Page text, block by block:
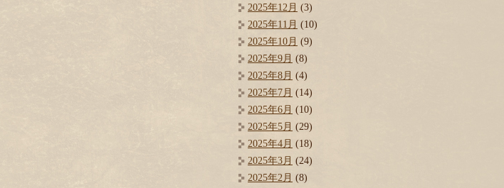
2025年12月 (3)
2025年11月 (10)
2025年10月 (9)
2025年9月 (8)
2025年8月 (4)
2025年7月 (14)
2025年6月 (10)
2025年5月 (29)
2025年4月 (18)
2025年3月 (24)
2025年2月 (8)